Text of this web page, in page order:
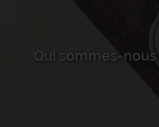
Qui sommes-nous